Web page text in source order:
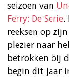
seizoen van
Ferry: De Serie.
reeksen op
plezier naar
betrokken bij
begin dit jaar